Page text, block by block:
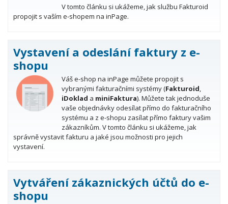
V tomto článku si ukážeme, jak službu Fakturoid
propojit s vaším e-shopem na inPage.
Vystavení a odeslání faktury z e-
shopu
Váš e-shop na inPage můžete propojit s
vybranými fakturačními systémy (Fakturoid,
iDoklad a miniFaktura). Můžete tak jednoduše
vaše objednávky odesílat přímo do fakturačního
systému a z e-shopu zasílat přímo faktury vašim
zákazníkům. V tomto článku si ukážeme, jak
správně vystavit fakturu a jaké jsou možnosti pro jejich
vystavení.
Vytváření zákaznických účtů do e-
shopu